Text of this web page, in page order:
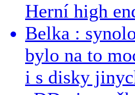
Herní high
Belka :
bylo na to
i s disky